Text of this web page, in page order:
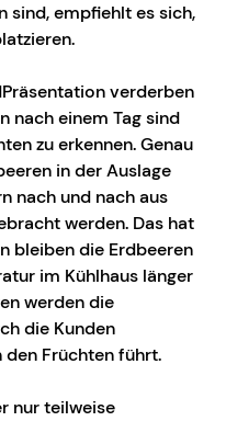
sind, empfiehlt es sich,
verderben
nach einem Tag sind
zu erkennen. Genau
in der Auslage
nach und nach aus
werden. Das hat
bleiben die Erdbeeren
im Kühlhaus länger
werden die
die Kunden
den Früchten führt.
nur teilweise